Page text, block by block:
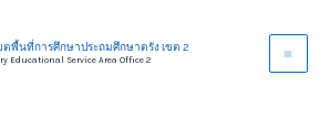
ตพื้นที่การศึกษาประถมศึกษาตรัง เขต 2
Educational Service Area Office 2